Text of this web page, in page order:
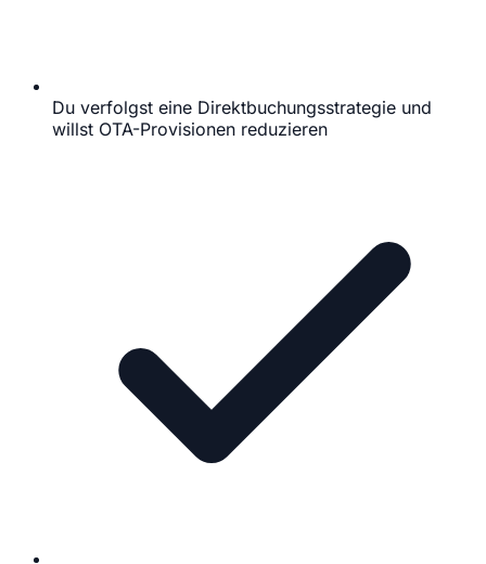
Du verfolgst eine Direktbuchungsstrategie und
willst OTA-Provisionen reduzieren